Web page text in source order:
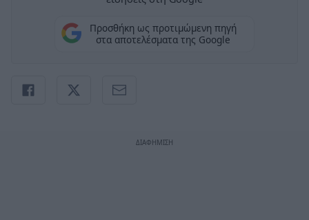
Προσθήκη ως προτιμώμενη πηγή
στα αποτελέσματα της Google